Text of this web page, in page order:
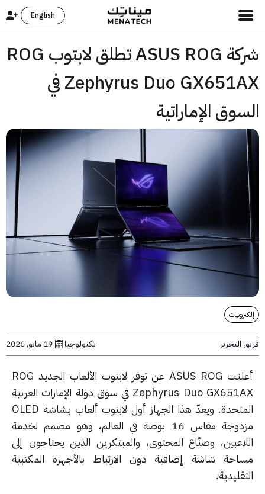
English
شركة ASUS ROG تطلق لابتوب ROG
Zephyrus Duo GX651AX في
الإماراتية
تكنولوجيا 19 مايو, 2026
أعلنت ASUS ROG عن توفر لابتوب الألعاب الجديد ROG
Zephyrus Duo GX651AX في سوق دولة الإمارات العربية
المتحدة. ويعدّ هذا الجهاز أول لابتوب ألعاب بشاشة OLED
مزدوجة مقاس 16 بوصة في العالم، وهو مصمم لخدمة
وصنّاع المحتوى، والمبتكرين الذين يحتاجون إلى
شاشة إضافية دون الارتباط بالأجهزة المكتبية